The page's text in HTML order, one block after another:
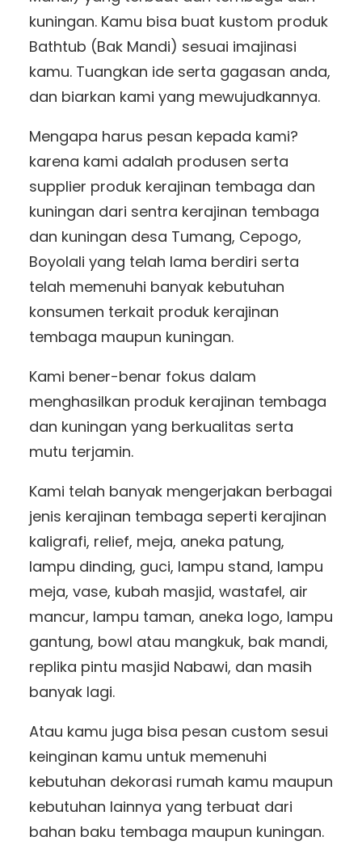
kuningan. Kamu bisa buat kustom produk
Bathtub (Bak Mandi) sesuai imajinasi
kamu. Tuangkan ide serta gagasan anda,
dan biarkan kami yang mewujudkannya.
Mengapa harus pesan kepada kami?
karena kami adalah produsen serta
supplier produk kerajinan tembaga dan
kuningan dari sentra kerajinan tembaga
dan kuningan desa Tumang, Cepogo,
Boyolali yang telah lama berdiri serta
telah memenuhi banyak kebutuhan
konsumen terkait produk kerajinan
tembaga maupun kuningan.
Kami bener-benar fokus dalam
menghasilkan produk kerajinan tembaga
dan kuningan yang berkualitas serta
mutu terjamin.
Kami telah banyak mengerjakan berbagai
jenis kerajinan tembaga seperti kerajinan
kaligrafi, relief, meja, aneka patung,
lampu dinding, guci, lampu stand, lampu
meja, vase, kubah masjid, wastafel, air
mancur, lampu taman, aneka logo, lampu
gantung, bowl atau mangkuk, bak mandi,
replika pintu masjid Nabawi, dan masih
banyak lagi.
Atau kamu juga bisa pesan custom sesui
keinginan kamu untuk memenuhi
kebutuhan dekorasi rumah kamu maupun
kebutuhan lainnya yang terbuat dari
bahan baku tembaga maupun kuningan.